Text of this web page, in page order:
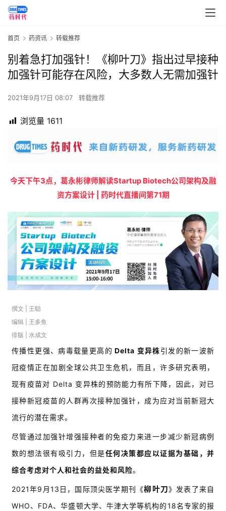
首页 药资讯 转载推荐
别着急打加强针！《柳叶刀》指出过早接种
加强针可能存在风险，大多数人无需加强针
2021年9月17日 08:07 转载推荐
浏览量 1611
今天下午3点，葛永彬律师解读Startup Biotech公司架构及融
资方案设计 | 药时代直播间第71期
撰文 | 王聪
编辑 | 王多鱼
排版 | 水成文
传播性更强、病毒载量更高的 Delta 变异株引发的新一波新
冠疫情正在加剧全球公共卫生危机，而且，许多研究表明，
现有疫苗对 Delta 变异株的预防能力有所下降，因此，对已
接种新冠疫苗的人群再次接种加强针，成为应对当前新冠大
流行的潜在需求。
尽管通过加强针增强接种者的免疫力来进一步减少新冠病例
数的想法很有吸引力，但是任何决策都应以证据为基础，并
综合考虑对个人和社会的益处和风险。
2021年9月13日，国际顶尖医学期刊《柳叶刀》发表了来自
WHO、FDA、华盛顿大学、牛津大学等机构的18名专家的报